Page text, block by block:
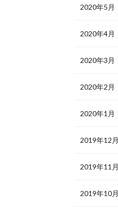
2020年5月
2020年4月
2020年3月
2020年2月
2020年1月
2019年12月
2019年11月
2019年10月